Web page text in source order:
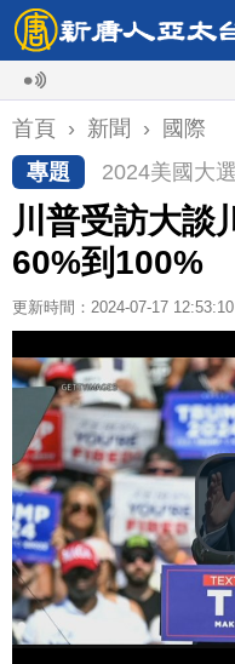
首頁 › 新聞 ›
國際
專題
2024美國大選
川普受訪大談
60%到100%
更新時間：2024-07-17 12:53:10